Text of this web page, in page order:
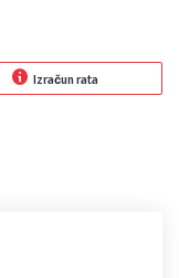
Izračun rata